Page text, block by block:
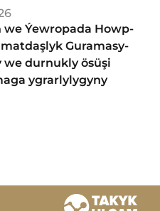
we Ýew­ro­pa­da Howp­
Gu­ra­ma­sy­
we durnukly ösüşi
ygrarlylygyny